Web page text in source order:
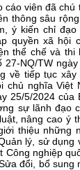
cáo viên đã chú
thông sâu
ý kiến chỉ đạo
quyền xã hội
thể chế và thi
NQ/TW
về tiếp tục
chủ nghĩa Việt
25/5/2024 của
sự lãnh đạo
nâng cao ý
thiệu những
lý, sử dụng
nghiệp
đổi, bổ sung